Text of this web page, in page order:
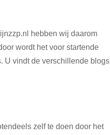
hebben wij daarom
wordt het voor startende
U vindt de verschillende blogs
zelf te doen door het